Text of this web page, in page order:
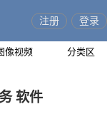
像视频 分类区
注册 登录
软件